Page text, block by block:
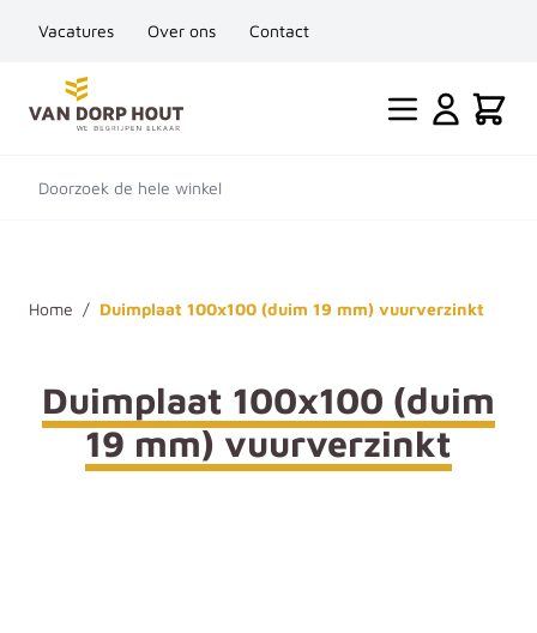
Vacatures Over ons Contact
Ga naar de inhoud
Cart
Doorzoek de hele winkel
Home / Duimplaat 100x100 (duim 19 mm) vuurverzinkt
Duimplaat 100x100 (duim
19 mm) vuurverzinkt